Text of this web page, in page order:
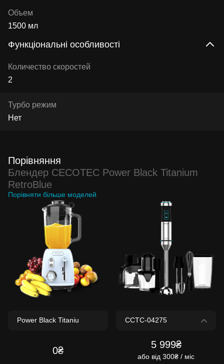
Объем
1500 мл
Функціональні особливості
Количество скоростей
2
Турбо режим
Нет
Порівняння
Блендер CECOTEC Power Black Titanium
RetroBlue
Порівняти більше моделей
0₴
5 999₴
або від 300₴ / міс